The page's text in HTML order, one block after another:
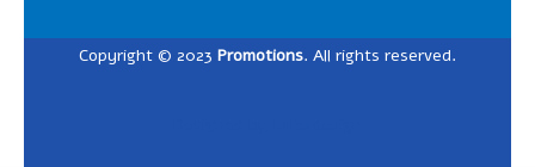
Copyright © 2023 Promotions. All rights reserved.